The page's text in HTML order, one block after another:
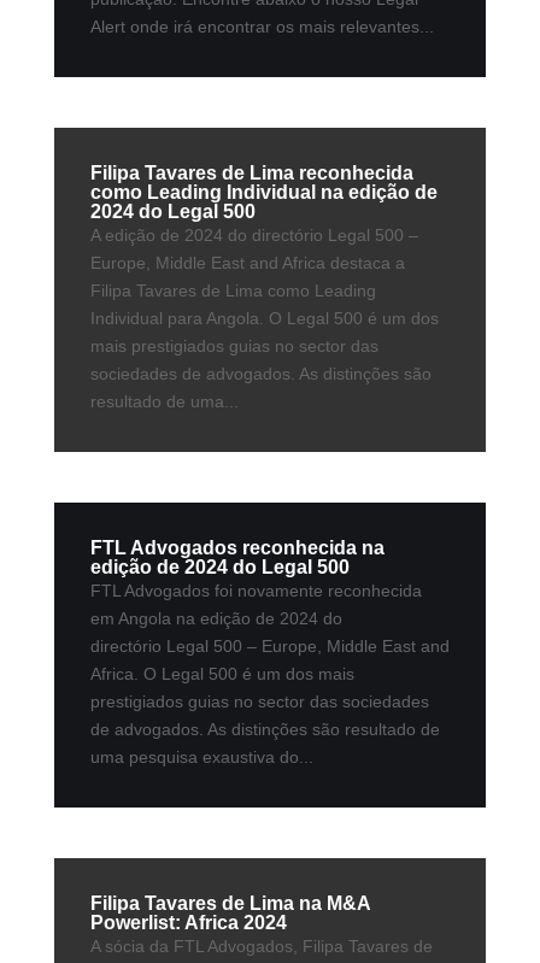
Alert onde irá encontrar os mais relevantes...
Filipa Tavares de Lima reconhecida
como Leading Individual na edição de
2024 do Legal 500
A edição de 2024 do directório Legal 500 –
Europe, Middle East and Africa destaca a
Filipa Tavares de Lima como Leading
Individual para Angola. O Legal 500 é um dos
mais prestigiados guias no sector das
sociedades de advogados. As distinções são
resultado de uma...
FTL Advogados reconhecida na
edição de 2024 do Legal 500
FTL Advogados foi novamente reconhecida
em Angola na edição de 2024 do
directório Legal 500 – Europe, Middle East and
Africa. O Legal 500 é um dos mais
prestigiados guias no sector das sociedades
de advogados. As distinções são resultado de
uma pesquisa exaustiva do...
Filipa Tavares de Lima na M&A
Powerlist: Africa 2024
A sócia da FTL Advogados, Filipa Tavares de